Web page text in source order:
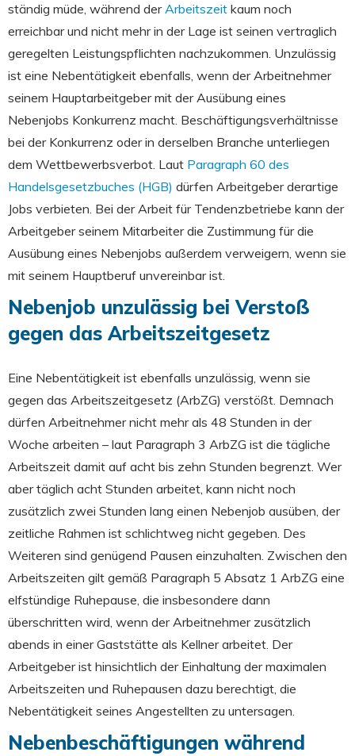
ständig müde, während derArbeitszeit kaum noch
erreichbar und nicht mehr in der Lage ist seinen vertraglich
geregelten Leistungspflichten nachzukommen. Unzulässig
ist eine Nebentätigkeit ebenfalls, wenn der Arbeitnehmer
seinem Hauptarbeitgeber mit der Ausübung eines
Nebenjobs Konkurrenz macht. Beschäftigungsverhältnisse
bei der Konkurrenz oder in derselben Branche unterliegen
dem Wettbewerbsverbot. Laut Paragraph 60 des
Handelsgesetzbuches (HGB) dürfen Arbeitgeber derartige
Jobs verbieten. Bei der Arbeit für Tendenzbetriebe kann der
Arbeitgeber seinem Mitarbeiter die Zustimmung für die
Ausübung eines Nebenjobs außerdem verweigern, wenn sie
mit seinem Hauptberuf unvereinbar ist.
Nebenjob unzulässig bei Verstoß
gegen das Arbeitszeitgesetz
Eine Nebentätigkeit ist ebenfalls unzulässig, wenn sie
gegen das Arbeitszeitgesetz (ArbZG) verstößt. Demnach
dürfen Arbeitnehmer nicht mehr als 48 Stunden in der
Woche arbeiten – laut Paragraph 3 ArbZG ist die tägliche
Arbeitszeit damit auf acht bis zehn Stunden begrenzt. Wer
aber täglich acht Stunden arbeitet, kann nicht noch
zusätzlich zwei Stunden lang einen Nebenjob ausüben, der
zeitliche Rahmen ist schlichtweg nicht gegeben. Des
Weiteren sind genügend Pausen einzuhalten. Zwischen den
Arbeitszeiten gilt gemäß Paragraph 5 Absatz 1 ArbZG eine
elfstündige Ruhepause, die insbesondere dann
überschritten wird, wenn der Arbeitnehmer zusätzlich
abends in einer Gaststätte als Kellner arbeitet. Der
Arbeitgeber ist hinsichtlich der Einhaltung der maximalen
Arbeitszeiten und Ruhepausen dazu berechtigt, die
Nebentätigkeit seines Angestellten zu untersagen.
Nebenbeschäftigungen während